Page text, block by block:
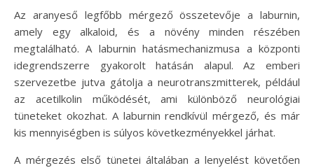
Az aranyeső legfőbb mérgező összetevője a laburnin,
amely egy alkaloid, és a növény minden részében
megtalálható. A laburnin hatásmechanizmusa a központi
idegrendszerre gyakorolt hatásán alapul. Az emberi
szervezetbe jutva gátolja a neurotranszmitterek, például
az acetilkolin működését, ami különböző neurológiai
tüneteket okozhat. A laburnin rendkívül mérgező, és már
kis mennyiségben is súlyos következményekkel járhat.
A mérgezés első tünetei általában a lenyelést követően